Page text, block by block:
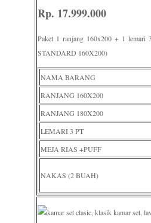
Rp. 17.999.000
Paket 1 ranjang 160x200 + 1
STANDARD 160X200)
NAMA BARANG
RANJANG 160X200
RANJANG 180X200
LEMARI 3 PT
MEJA RIAS +PUFF
NAKAS (2 BUAH)